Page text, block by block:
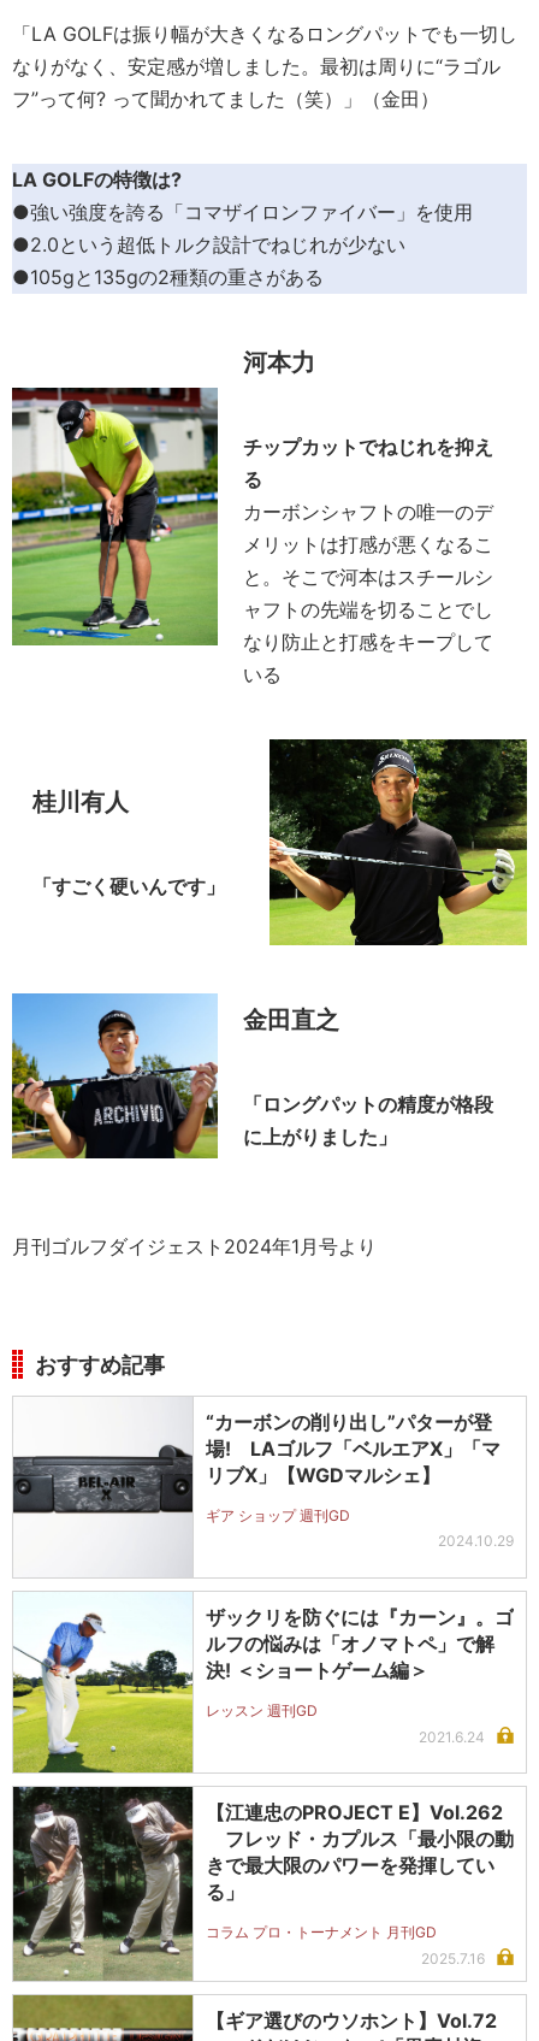
「LA GOLFは振り幅が大きくなるロングパットでも一切し
なりがなく、安定感が増しました。最初は周りに“ラゴル
フ”って何? って聞かれてました（笑）」（金田）
LA GOLFの特徴は?
●強い強度を誇る「コマザイロンファイバー」を使用
●2.0という超低トルク設計でねじれが少ない
●105gと135gの2種類の重さがある
河本力
チップカットでねじれを抑え
る
カーボンシャフトの唯一のデ
メリットは打感が悪くなるこ
と。そこで河本はスチールシ
ャフトの先端を切ることでし
なり防止と打感をキープして
いる
桂川有人
「すごく硬いんです」
金田直之
「ロングパットの精度が格段
に上がりました」
月刊ゴルフダイジェスト2024年1月号より
おすすめ記事
“カーボンの削り出し”パターが登
場! LAゴルフ「ベルエアX」「マ
リブX」【WGDマルシェ】
ギア ショップ 週刊GD
2024.10.29
ザックリを防ぐには『カーン』。ゴ
ルフの悩みは「オノマトペ」で解
決! ＜ショートゲーム編＞
レッスン 週刊GD
2021.6.24
【江連忠のPROJECT E】Vol.262
フレッド・カプルス「最小限の動
きで最大限のパワーを発揮してい
る」
コラム プロ・トーナメント 月刊GD
2025.7.16
【ギア選びのウソホント】Vol.72